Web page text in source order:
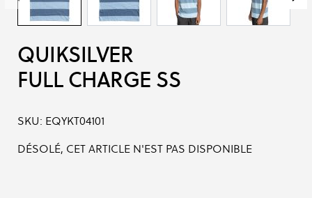
QUIKSILVER
FULL CHARGE SS
SKU: EQYKT04101
DÉSOLÉ, CET ARTICLE N'EST PAS DISPONIBLE